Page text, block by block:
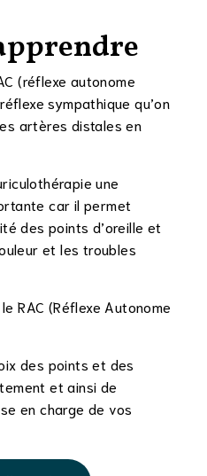
(réflexe autonome
sympathique qu’on
artères distales en
une
car il permet
des points d’oreille et
et les troubles
RAC (Réflexe Autonome
des points et des
et ainsi de
en charge de vos